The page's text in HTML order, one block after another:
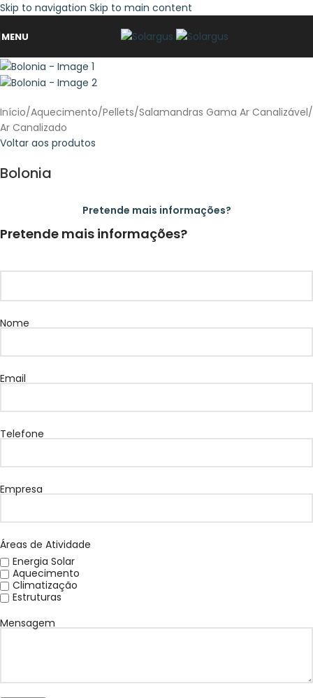
Skip to navigation Skip to main content
MENU
Início/Aquecimento/Pellets/Salamandras Gama Ar Canalizável/
Ar Canalizado
Voltar aos produtos
Bolonia
Pretende mais informações?
Pretende mais informações?
Nome
Email
Telefone
Empresa
Áreas de Atividade
Energia Solar
Aquecimento
Climatização
Estruturas
Mensagem